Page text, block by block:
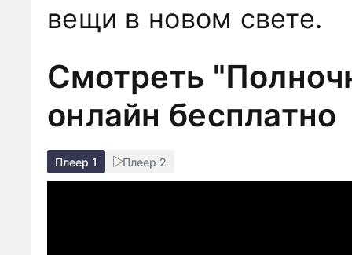
вещи в новом свете.
Смотреть
онлайн бесплатно
Плеер 1 Плеер 2